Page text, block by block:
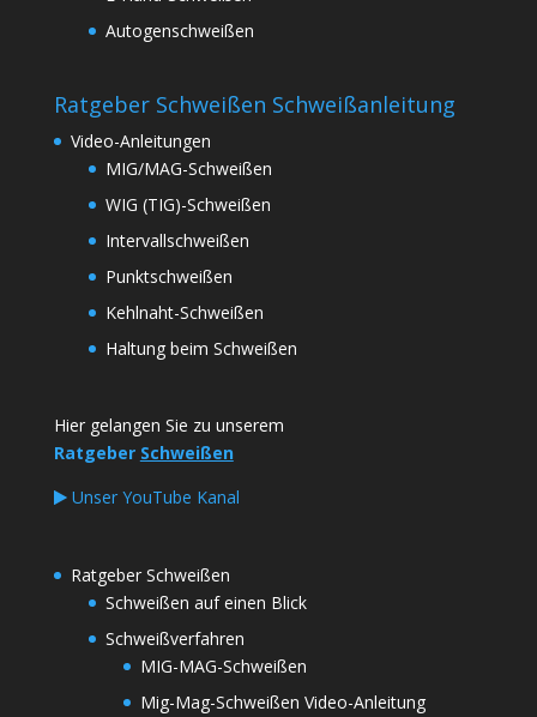
Autogenschweißen
Ratgeber Schweißen Schweißanleitung
Video-Anleitungen
MIG/MAG-Schweißen
WIG (TIG)-Schweißen
Intervallschweißen
Punktschweißen
Kehlnaht-Schweißen
Haltung beim Schweißen
Hier gelangen Sie zu unserem
Ratgeber Schweißen
Unser YouTube Kanal
Ratgeber Schweißen
Schweißen auf einen Blick
Schweißverfahren
MIG-MAG-Schweißen
Mig-Mag-Schweißen Video-Anleitung